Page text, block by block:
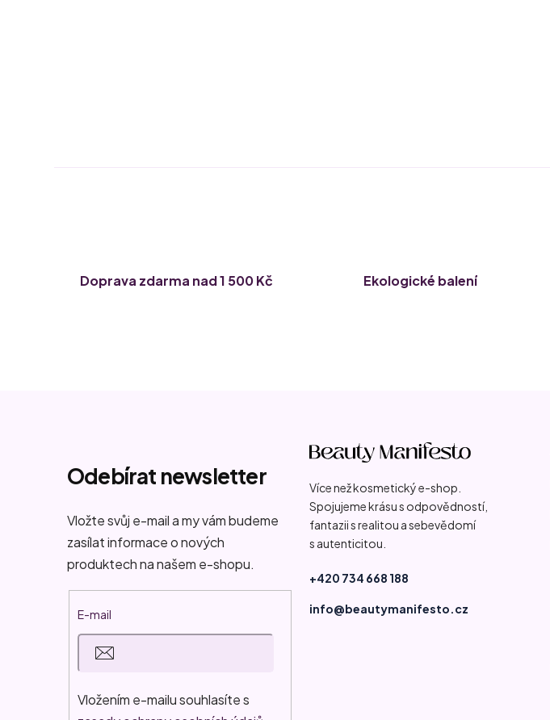
Doprava zdarma nad 1 500 Kč Ekologické balení
Odebírat newsletter
Vložte svůj e-mail a my vám budeme
zasílat informace o nových
produktech na našem e-shopu.
E-mail
Vložením e-mailu souhlasíte s
Více než kosmetický e-shop.
Spojujeme krásu s odpovědností,
fantazii s realitou a sebevědomí
s autenticitou.
+420 734 668 188
info@beautymanifesto.cz